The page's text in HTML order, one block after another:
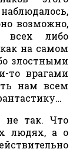
возможно,
всех либо
на самом
злостными
то врагами
нам всем
не так. Что
людях, а о